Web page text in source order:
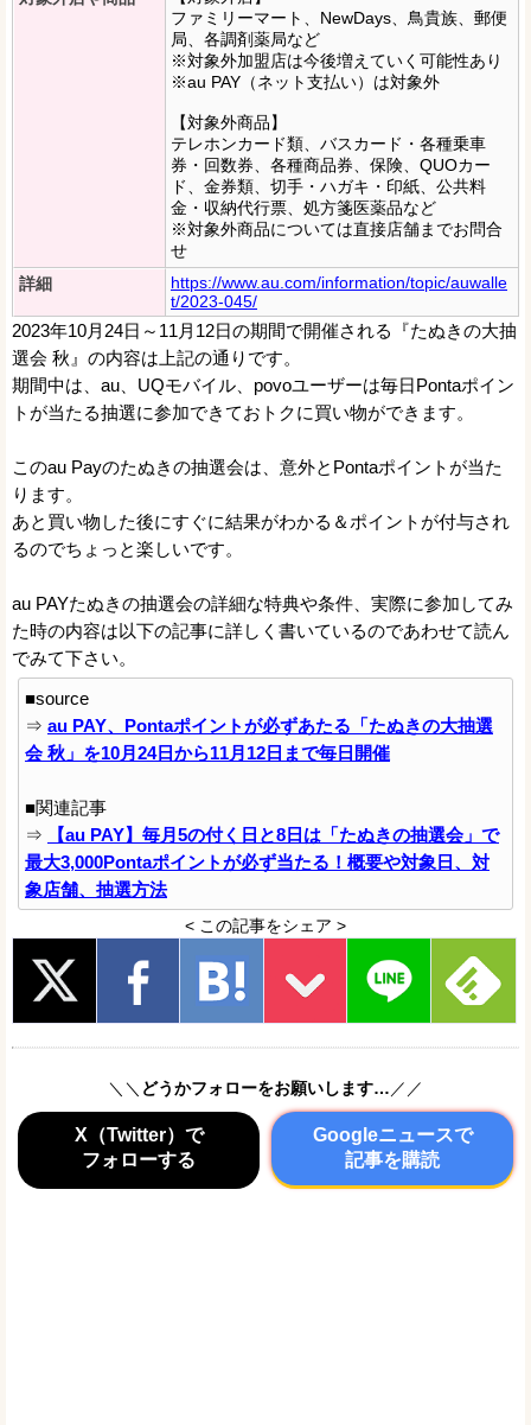
ファミリーマート、NewDays、鳥貴族、郵便
局、各調剤薬局など
※対象外加盟店は今後増えていく可能性あり
※au PAY（ネット支払い）は対象外
【対象外商品】
テレホンカード類、バスカード・各種乗車
券・回数券、各種商品券、保険、QUOカー
ド、金券類、切手・ハガキ・印紙、公共料
金・収納代行票、処方箋医薬品など
※対象外商品については直接店舗までお問合
せ
詳細
https://www.au.com/information/topic/auwalle
t/2023-045/
2023年10月24日～11月12日の期間で開催される『たぬきの大抽
選会 秋』の内容は上記の通りです。
期間中は、au、UQモバイル、povoユーザーは毎日Pontaポイン
トが当たる抽選に参加できておトクに買い物ができます。
このau Payのたぬきの抽選会は、意外とPontaポイントが当た
ります。
あと買い物した後にすぐに結果がわかる＆ポイントが付与され
るのでちょっと楽しいです。
au PAYたぬきの抽選会の詳細な特典や条件、実際に参加してみ
た時の内容は以下の記事に詳しく書いているのであわせて読ん
でみて下さい。
■source
⇒ au PAY、Pontaポイントが必ずあたる「たぬきの大抽選
会 秋」を10月24日から11月12日まで毎日開催
■関連記事
⇒
【au PAY】毎月5の付く日と8日は「たぬきの抽選会」で
最大3,000Pontaポイントが必ず当たる！概要や対象日、対
象店舗、抽選方法
< この記事をシェア >
＼＼ どうかフォローをお願いします… ／／
X（Twitter）で
フォローする
Googleニュースで
記事を購読